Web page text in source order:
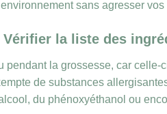
sans agresser vos
la liste des
pendant la grossesse, car
de substances
du phénoxyéthanol ou